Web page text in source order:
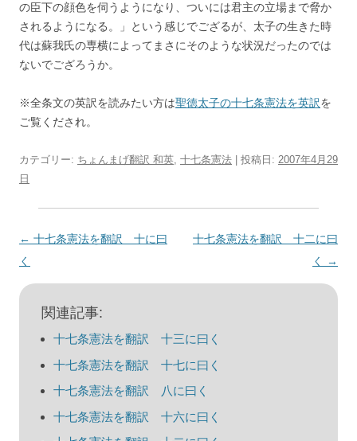
の臣下の顔色を伺うようになり、ついには君主の立場まで脅か
されるようになる。」という感じでござるが、太子の生きた時
代は蘇我氏の専横によってまさにそのような状況だったのでは
ないでござろうか。
※全条文の英訳を読みたい方は聖徳太子の十七条憲法を英訳を
ご覧くだされ。
カテゴリー: ちょんまげ翻訳 和英, 十七条憲法 | 投稿日: 2007年4月29
日
投
稿
ナ
← 十七条憲法を翻訳 十に曰
く
十七条憲法を翻訳 十二に曰
く
→
関連記事:
十七条憲法を翻訳 十三に曰く
十七条憲法を翻訳 十七に曰く
十七条憲法を翻訳 八に曰く
十七条憲法を翻訳 十六に曰く